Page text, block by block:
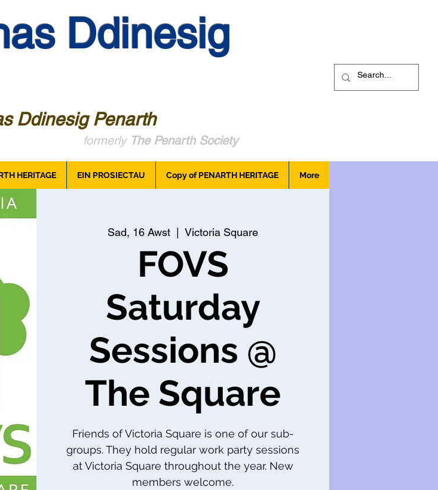
Ddinesig
Ddinesig Penarth
formerly The Penarth Society
HERITAGE EIN PROSIECTAU Copy of PENARTH HERITAGE More
Sad, 16 Awst Victoria Square
FOVS
Saturday
Sessions @
The Square
Friends of Victoria Square is one of our sub-
groups. They hold regular work party sessions
at Victoria Square throughout the year. New
members welcome.